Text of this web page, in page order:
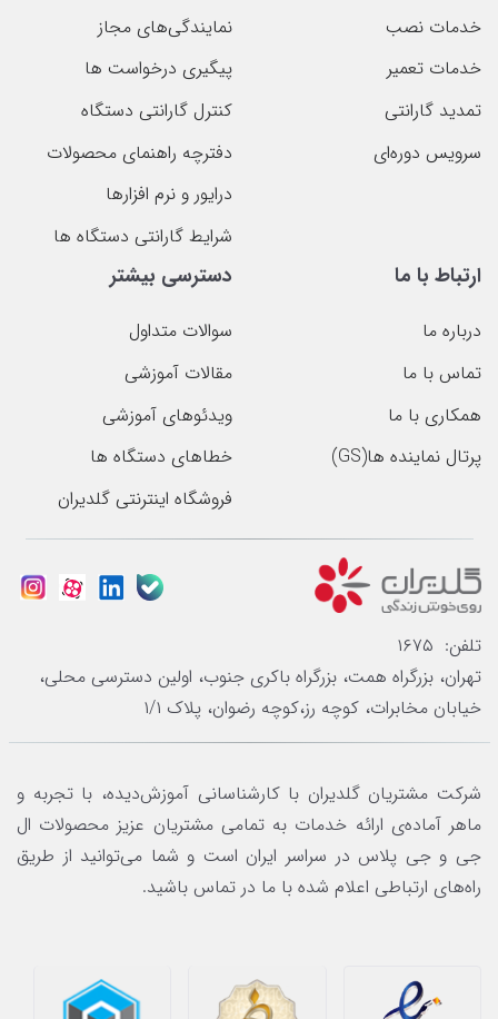
خدمات نصب
خدمات تعمیر
تمدید گارانتی
سرویس دوره‌ای
نمایندگی‌های مجاز
پیگیری درخواست ها
کنترل گارانتی دستگاه
دفترچه راهنمای محصولات
درایور و نرم افزارها
شرایط گارانتی دستگاه ها
ارتباط با ما
درباره ما
تماس با ما
همکاری با ما
پرتال نماینده ها(GS)
دسترسی بیشتر
سوالات متداول
مقالات آموزشی
ویدئوهای آموزشی
خطاهای دستگاه ها
فروشگاه اینترنتی گلدیران
تلفن: ۱۶۷۵
تهران، بزرگراه همت، بزرگراه باکری جنوب، اولین دسترسی محلی،
خیابان مخابرات، کوچه رز،کوچه رضوان، پلاک ۱/۱
شرکت مشتریان گلدیران با کارشناسانی آموزش‌دیده، با تجربه و
ماهر آماده‌ی ارائه خدمات به تمامی مشتریان عزیز محصولات ال
جی و جی پلاس در سراسر ایران است و شما می‌توانید از طریق
راه‌های ارتباطی اعلام شده با ما در تماس باشید.